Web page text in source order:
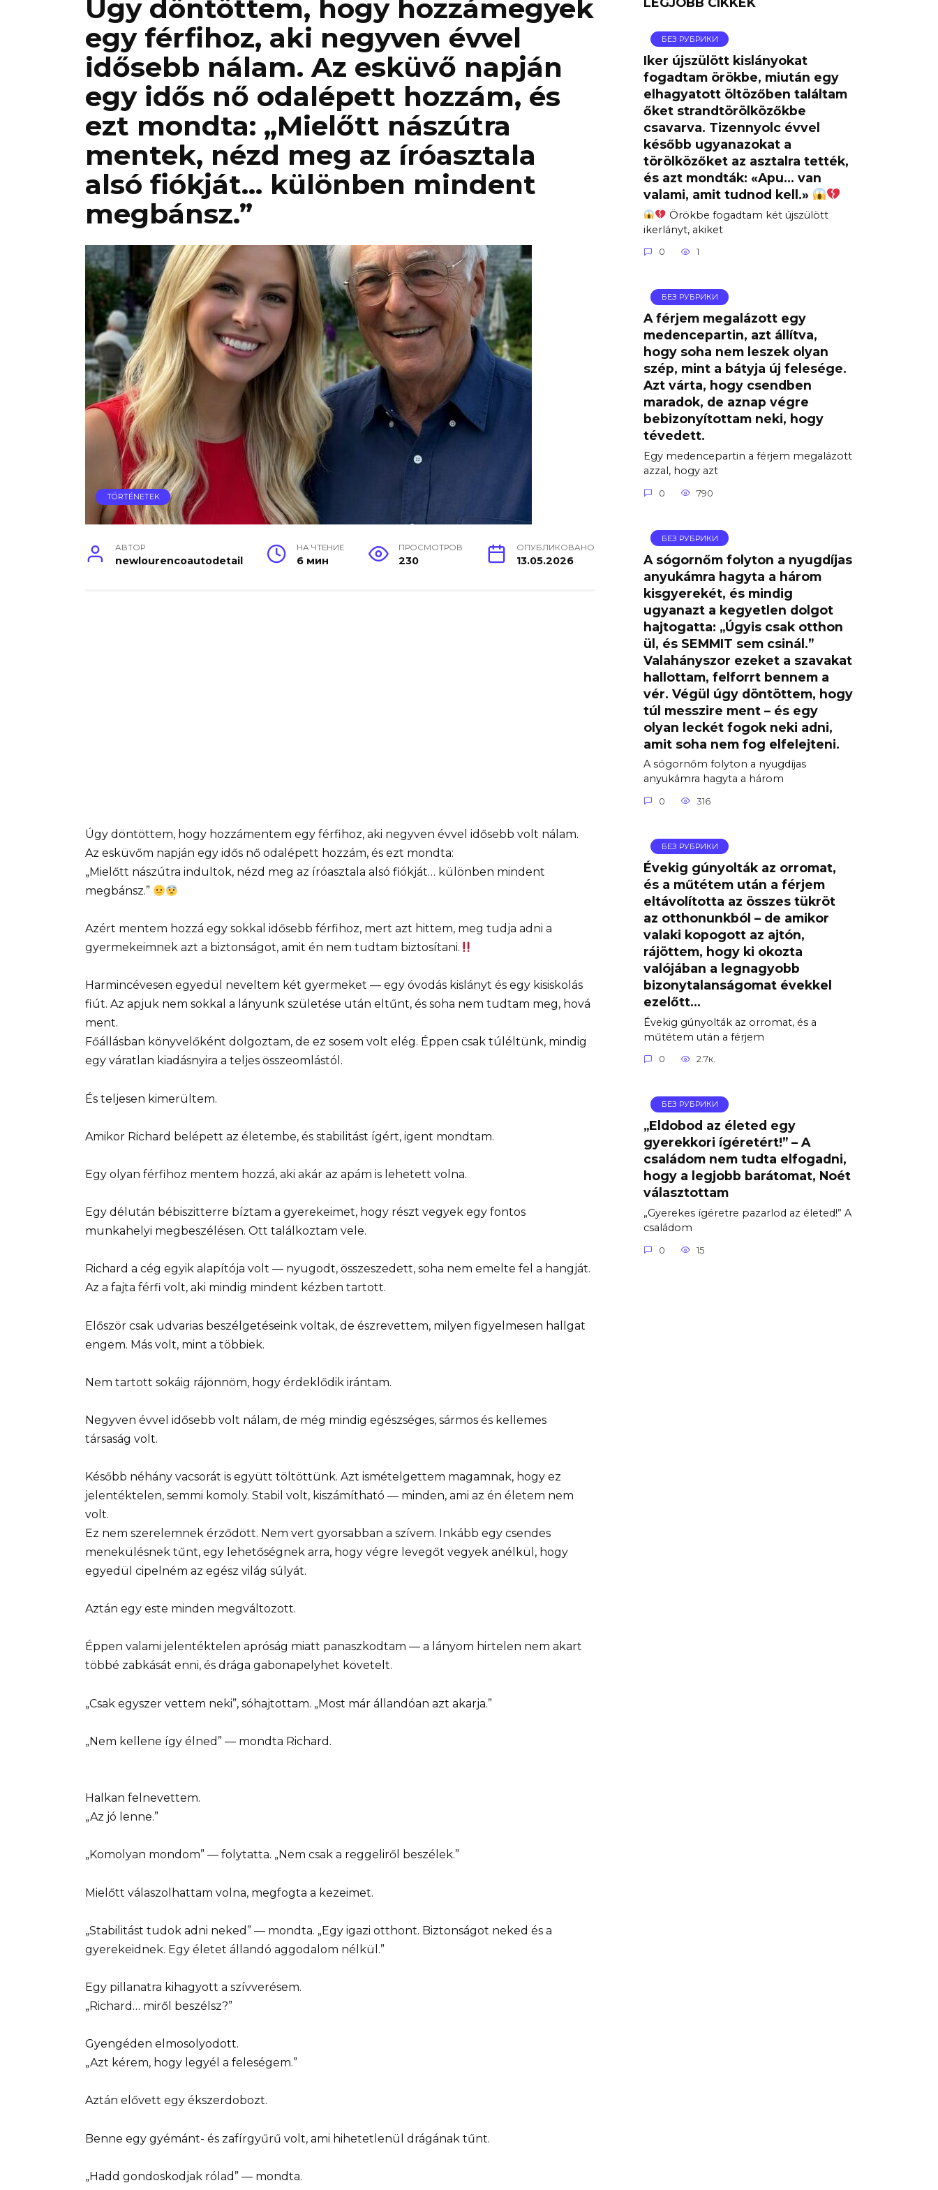
Úgy döntöttem, hogy hozzámegyek
egy férfihoz, aki negyven évvel
idősebb nálam. Az esküvő napján
egy idős nő odalépett hozzám, és
ezt mondta: „Mielőtt nászútra
mentek, nézd meg az íróasztala
alsó fiókját… különben mindent
megbánsz.”
TÖRTÉNETEK
АВТОР
newlourencoautodetail
НА ЧТЕНИЕ
6 мин
ПРОСМОТРОВ
230
ОПУБЛИКОВАНО
13.05.2026
Úgy döntöttem, hogy hozzámentem egy férfihoz, aki negyven évvel idősebb volt nálam.
Az esküvőm napján egy idős nő odalépett hozzám, és ezt mondta:
„Mielőtt nászútra indultok, nézd meg az íróasztala alsó fiókját… különben mindent
megbánsz.”
Azért mentem hozzá egy sokkal idősebb férfihoz, mert azt hittem, meg tudja adni a
gyermekeimnek azt a biztonságot, amit én nem tudtam biztosítani.
Harmincévesen egyedül neveltem két gyermeket — egy óvodás kislányt és egy kisiskolás
fiút. Az apjuk nem sokkal a lányunk születése után eltűnt, és soha nem tudtam meg, hová
ment.
Főállásban könyvelőként dolgoztam, de ez sosem volt elég. Éppen csak túléltünk, mindig
egy váratlan kiadásnyira a teljes összeomlástól.
És teljesen kimerültem.
Amikor Richard belépett az életembe, és stabilitást ígért, igent mondtam.
Egy olyan férfihoz mentem hozzá, aki akár az apám is lehetett volna.
Egy délután bébiszitterre bíztam a gyerekeimet, hogy részt vegyek egy fontos
munkahelyi megbeszélésen. Ott találkoztam vele.
Richard a cég egyik alapítója volt — nyugodt, összeszedett, soha nem emelte fel a hangját.
Az a fajta férfi volt, aki mindig mindent kézben tartott.
Először csak udvarias beszélgetéseink voltak, de észrevettem, milyen figyelmesen hallgat
engem. Más volt, mint a többiek.
Nem tartott sokáig rájönnöm, hogy érdeklődik irántam.
Negyven évvel idősebb volt nálam, de még mindig egészséges, sármos és kellemes
társaság volt.
Később néhány vacsorát is együtt töltöttünk. Azt ismételgettem magamnak, hogy ez
jelentéktelen, semmi komoly. Stabil volt, kiszámítható — minden, ami az én életem nem
volt.
Ez nem szerelemnek érződött. Nem vert gyorsabban a szívem. Inkább egy csendes
menekülésnek tűnt, egy lehetőségnek arra, hogy végre levegőt vegyek anélkül, hogy
egyedül cipelném az egész világ súlyát.
Aztán egy este minden megváltozott.
Éppen valami jelentéktelen apróság miatt panaszkodtam — a lányom hirtelen nem akart
többé zabkását enni, és drága gabonapelyhet követelt.
„Csak egyszer vettem neki”, sóhajtottam. „Most már állandóan azt akarja.”
„Nem kellene így élned” — mondta Richard.
Halkan felnevettem.
„Az jó lenne.”
„Komolyan mondom” — folytatta. „Nem csak a reggeliről beszélek.”
Mielőtt válaszolhattam volna, megfogta a kezeimet.
„Stabilitást tudok adni neked” — mondta. „Egy igazi otthont. Biztonságot neked és a
gyerekeidnek. Egy életet állandó aggodalom nélkül.”
Egy pillanatra kihagyott a szívverésem.
„Richard… miről beszélsz?”
Gyengéden elmosolyodott.
„Azt kérem, hogy legyél a feleségem.”
Aztán elővett egy ékszerdobozt.
Benne egy gyémánt- és zafírgyűrű volt, ami hihetetlenül drágának tűnt.
„Hadd gondoskodjak rólad” — mondta.
БЕЗ РУБРИКИ
Iker újszülött kislányokat
fogadtam örökbe, miután egy
elhagyatott öltözőben találtam
őket strandtörölközőkbe
csavarva. Tizennyolc évvel
később ugyanazokat a
törölközőket az asztalra tették,
és azt mondták: «Apu… van
valami, amit tudnod kell.»
Örökbe fogadtam két újszülött
ikerlányt, akiket
0 1
БЕЗ РУБРИКИ
A férjem megalázott egy
medencepartin, azt állítva,
hogy soha nem leszek olyan
szép, mint a bátyja új felesége.
Azt várta, hogy csendben
maradok, de aznap végre
bebizonyítottam neki, hogy
tévedett.
Egy medencepartin a férjem megalázott
azzal, hogy azt
0 790
БЕЗ РУБРИКИ
A sógornőm folyton a nyugdíjas
anyukámra hagyta a három
kisgyerekét, és mindig
ugyanazt a kegyetlen dolgot
hajtogatta: „Úgyis csak otthon
ül, és SEMMIT sem csinál.”
Valahányszor ezeket a szavakat
hallottam, felforrt bennem a
vér. Végül úgy döntöttem, hogy
túl messzire ment – ​​és egy
olyan leckét fogok neki adni,
amit soha nem fog elfelejteni.
A sógornőm folyton a nyugdíjas
anyukámra hagyta a három
0 316
БЕЗ РУБРИКИ
Évekig gúnyolták az orromat,
és a műtétem után a férjem
eltávolította az összes tükröt
az otthonunkból – de amikor
valaki kopogott az ajtón,
rájöttem, hogy ki okozta
valójában a legnagyobb
bizonytalanságomat évekkel
ezelőtt…
Évekig gúnyolták az orromat, és a
műtétem után a férjem
0 2.7к.
БЕЗ РУБРИКИ
„Eldobod az életed egy
gyerekkori ígéretért!” – A
családom nem tudta elfogadni,
hogy a legjobb barátomat, Noét
választottam
„Gyerekes ígéretre pazarlod az életed!” A
családom
0 15